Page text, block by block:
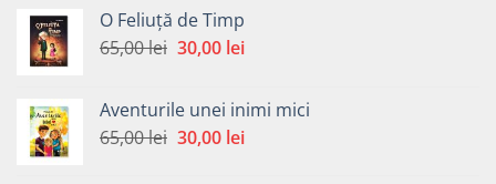
O Feliuță de Timp
65,00lei Prețul
fost:
65,00 lei.
30,00 leiPrețul
30,00 lei.
Aventurile unei inimi mici
65,00lei Prețul
30,00 leiPrețul